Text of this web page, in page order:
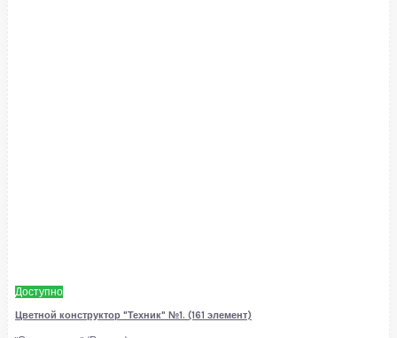
Доступно
Цветной конструктор "Техник" №1. (161 элемент)